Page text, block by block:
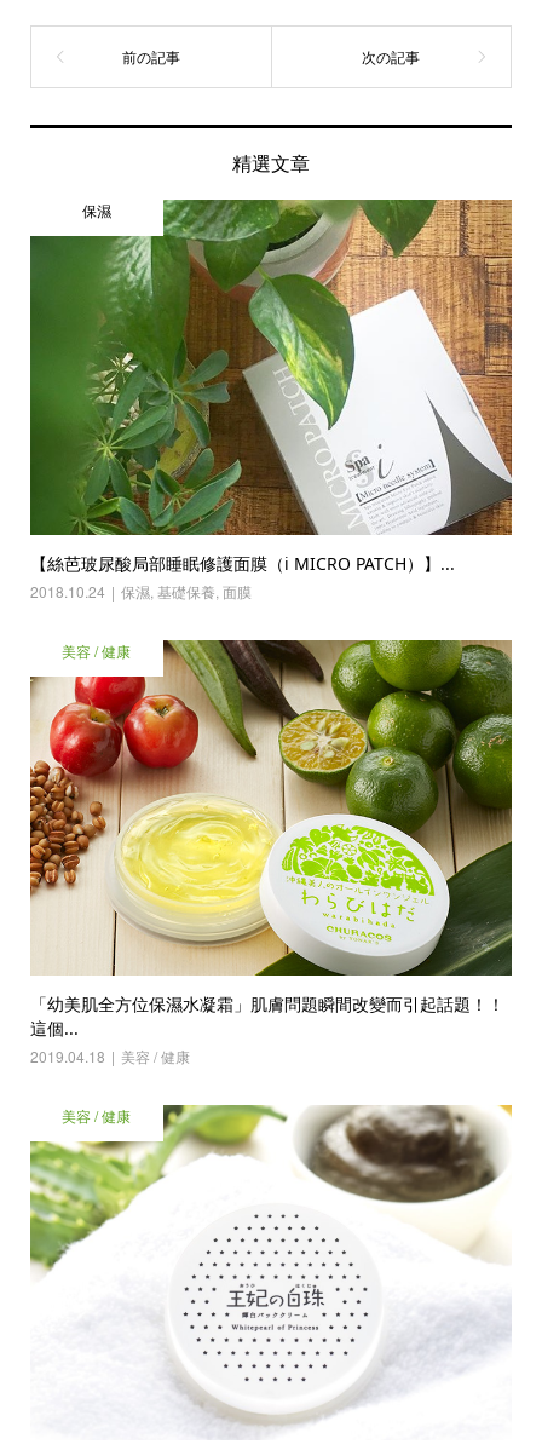
精選文章
保濕
【絲芭玻尿酸局部睡眠修護面膜（i MICRO PATCH）】...
2018.10.24 保濕, 基礎保養 面膜
美容 / 健康
「幼美肌全方位保濕水凝霜」肌膚問題瞬間改變而引起話題！！
這個...
2019.04.18 美容 / 健康
美容 / 健康